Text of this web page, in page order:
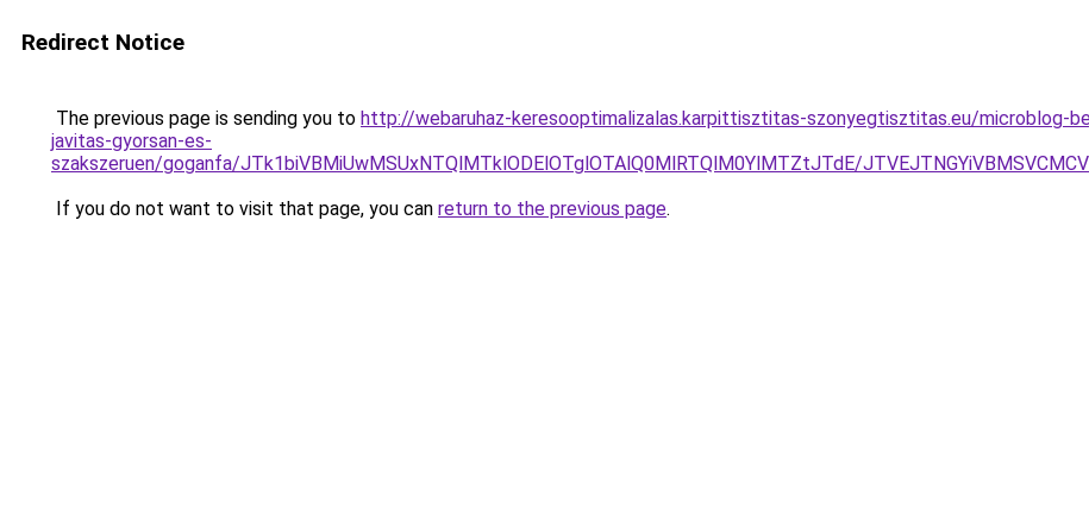
Redirect Notice
The previous page is sending you to http://webaruhaz-keresooptimalizalas.karpittisztitas-szonyegtisztitas.eu/microblog-
javitas-gyorsan-es-
szakszeruen/goganfa/JTk1biVBMiUwMSUxNTQlMTklODElOTglOTAlQ0MlRTQlM0YlMTZtJTdE/
If you do not want to visit that page, you can return to the previous page.